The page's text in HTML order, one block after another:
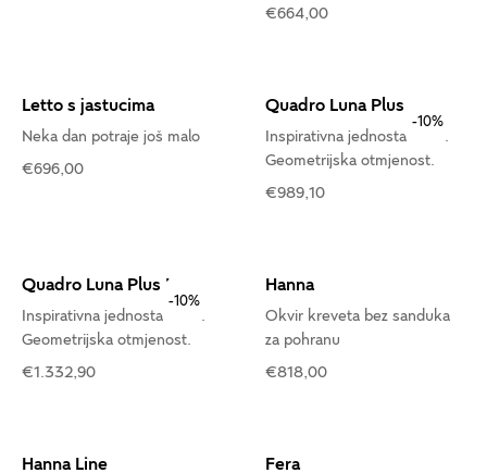
€664,00
Letto s jastucima
Neka dan potraje još malo
€696,00
-10%
Quadro Luna Plus
Inspirativna jednostavnost.
Geometrijska otmjenost.
€989,10
-10%
Quadro Luna Plus Lux
Inspirativna jednostavnost.
Geometrijska otmjenost.
€1.332,90
Hanna
Okvir kreveta bez sanduka
za pohranu
€818,00
Hanna Line Fera